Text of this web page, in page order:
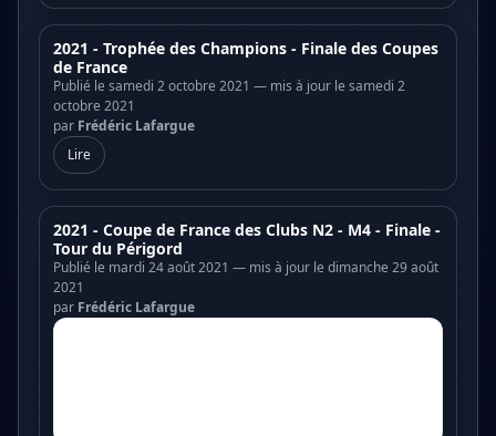
2021 - Trophée des Champions - Finale des Coupes
de France
Publié le samedi 2 octobre 2021 — mis à jour le samedi 2
octobre 2021
par Frédéric Lafargue
Lire
2021 - Coupe de France des Clubs N2 - M4 - Finale -
Tour du Périgord
Publié le mardi 24 août 2021 — mis à jour le dimanche 29 août
2021
par Frédéric Lafargue